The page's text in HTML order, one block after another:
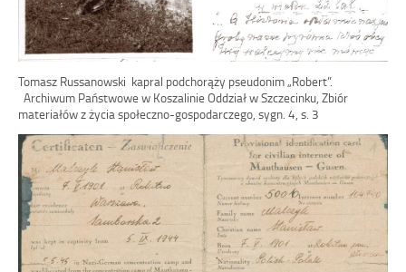
Tomasz Russanowski kapral podchorąży pseudonim „Robert”.
Archiwum Państwowe w Koszalinie Oddział w Szczecinku, Zbiór
materiałów z życia społeczno-gospodarczego, sygn. 4, s. 3